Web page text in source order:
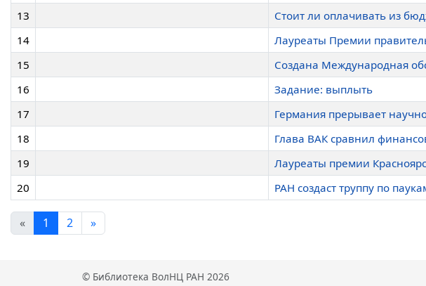
13
Стоит ли оплачивать из
14
Лауреаты Премии
15
Создана Международная
16
Задание: выплыть
17
Германия прерывает
18
Глава ВАК сравнил
19
Лауреаты премии
20
РАН создаст труппу по
« 1 2 »
© Библиотека ВолНЦ РАН 2026